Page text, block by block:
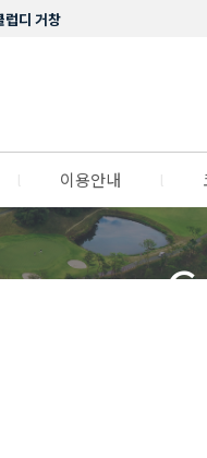
럽디 거창
이용안내